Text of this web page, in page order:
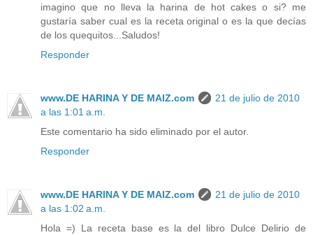
imagino que no lleva la harina de hot cakes o si? me
gustaría saber cual es la receta original o es la que decías
de los quequitos...Saludos!
Responder
www.DE HARINA Y DE MAIZ.com
21 de julio de 2010
a las 1:01 a.m.
Este comentario ha sido eliminado por el autor.
Responder
www.DE HARINA Y DE MAIZ.com
21 de julio de 2010
a las 1:02 a.m.
Hola =) La receta base es la del libro Dulce Delirio de